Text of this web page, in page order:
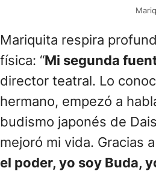
Mariquita respira
física: “Mi segunda
director teatral. Lo
hermano, empezó a
budismo japonés de
mejoró mi vida. Gracias
el poder, yo soy Buda,